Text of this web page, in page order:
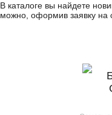
В каталоге вы найдете
можно, оформив заявку на